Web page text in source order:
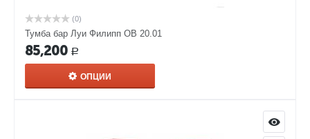
(0)
Тумба бар Луи Филипп ОВ 20.01
85,200 Р
ОПЦИИ